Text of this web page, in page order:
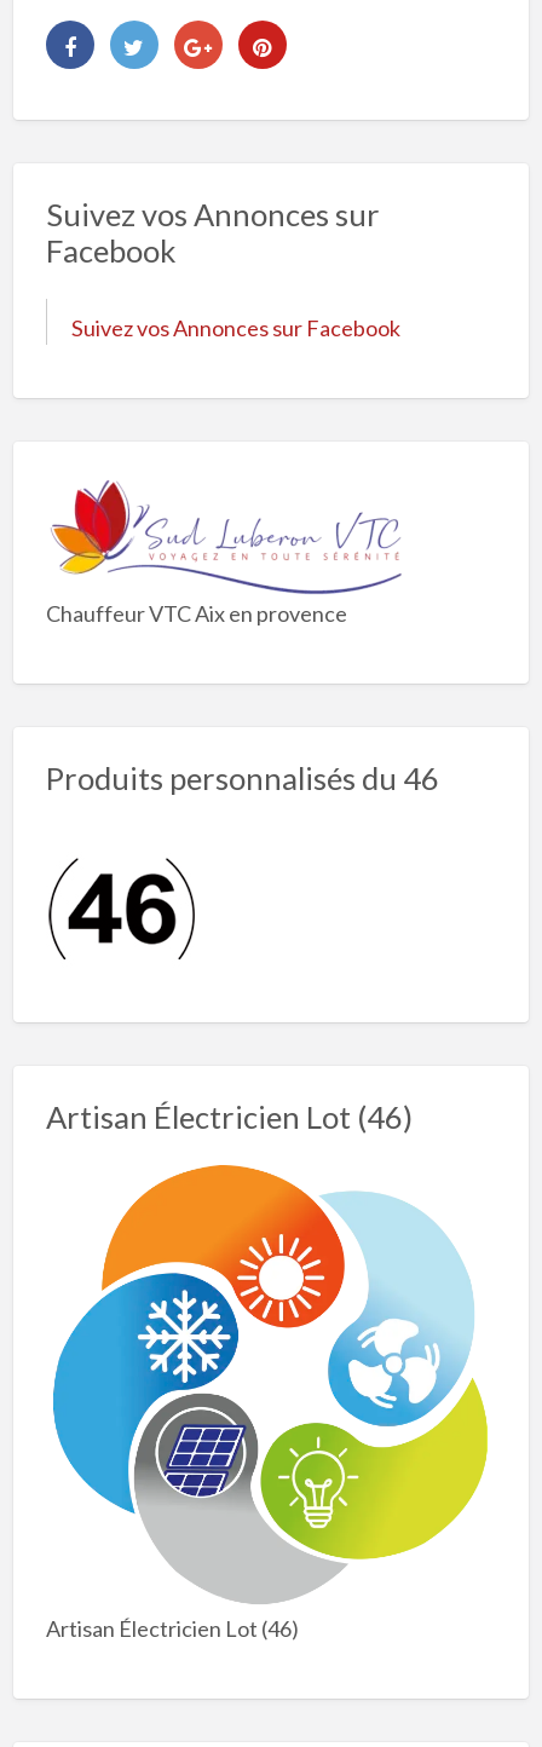
Suivez vos Annonces sur
Facebook
Suivez vos Annonces sur Facebook
Chauffeur VTC Aix en provence
Produits personnalisés du 46
Artisan Électricien Lot (46)
Artisan Électricien Lot (46)